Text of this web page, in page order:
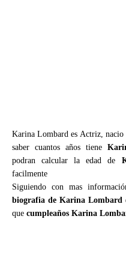
Karina Lombard es Actriz,
saber cuantos años tiene
podran calcular la edad de
facilmente
Siguiendo con mas
biografia de Karina Lombard
que cumpleaños Karina